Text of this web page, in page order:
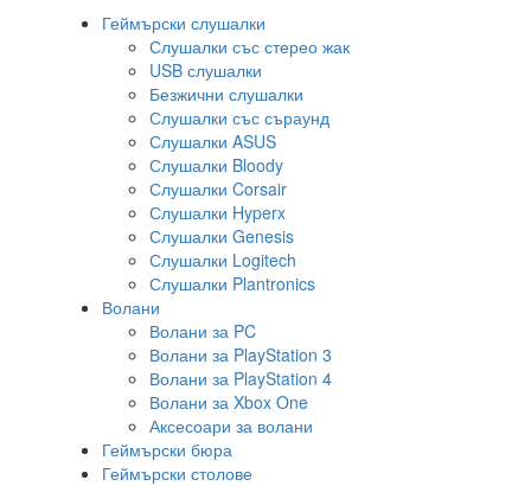
Геймърски слушалки
Слушалки със стерео жак
USB слушалки
Безжични слушалки
Слушалки със съраунд
Слушалки ASUS
Слушалки Bloody
Слушалки Corsair
Слушалки Hyperx
Слушалки Genesis
Слушалки Logitech
Слушалки Plantronics
Волани
Волани за PC
Волани за PlayStation 3
Волани за PlayStation 4
Волани за Xbox One
Аксесоари за волани
Геймърски бюра
Геймърски столове